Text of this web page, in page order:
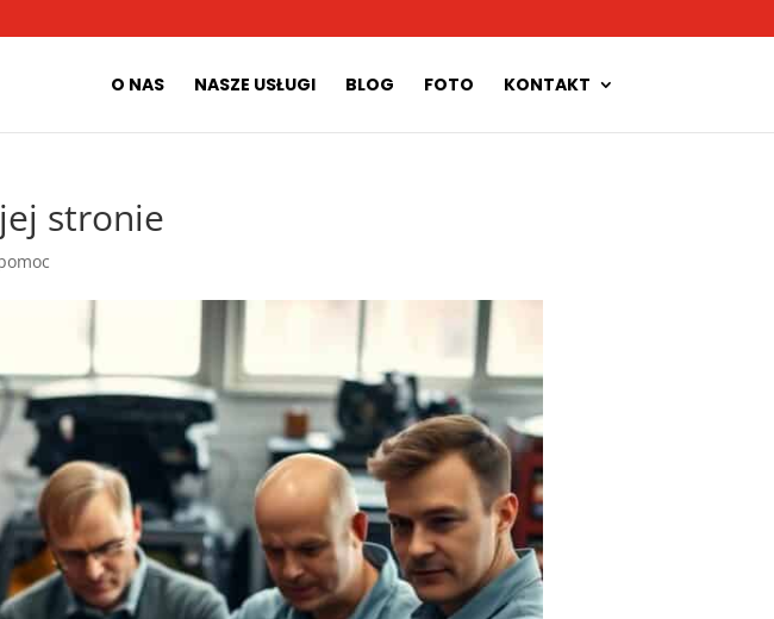
O NAS NASZE USŁUGI BLOG FOTO KONTAKT
stronie